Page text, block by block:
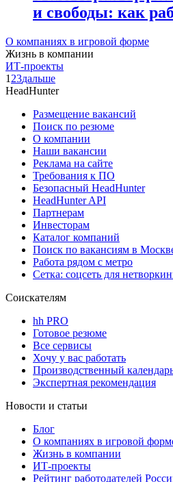
и свободы: как
О компаниях в игровой форме
Жизнь в компании
ИТ-проекты
1 23дальше
HeadHunter
Размещение вакансий
Поиск по резюме
О компании
Наши вакансии
Реклама на сайте
Требования к ПО
Безопасный HeadHunter
HeadHunter API
Партнерам
Инвесторам
Каталог компаний
Поиск по вакансиям в
Работа рядом с метро
Сетка: соцсеть для
Соискателям
hh PRO
Готовое резюме
Все сервисы
Хочу у вас работать
Производственный
Экспертная рекомендация
Новости и статьи
Блог
О компаниях в игровой
Жизнь в компании
ИТ-проекты
Рейтинг работодателей